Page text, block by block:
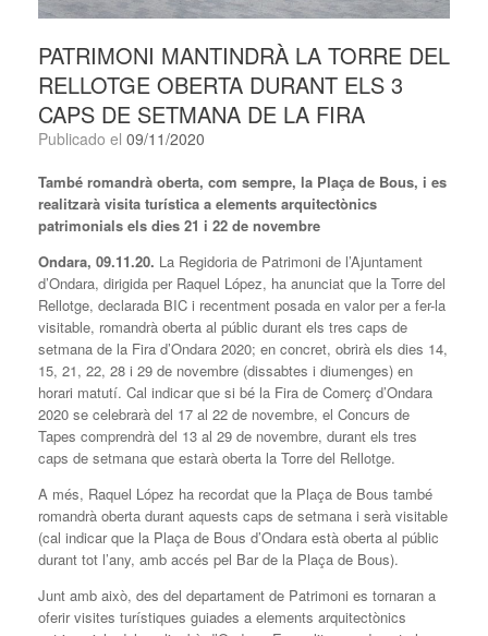
PATRIMONI MANTINDRÀ LA TORRE DEL
RELLOTGE OBERTA DURANT ELS 3
CAPS DE SETMANA DE LA FIRA
Publicado el 09/11/2020
També romandrà oberta, com sempre, la Plaça de Bous, i es
realitzarà visita turística a elements arquitectònics
patrimonials els dies 21 i 22 de novembre
Ondara, 09.11.20. La Regidoria de Patrimoni de l’Ajuntament
d’Ondara, dirigida per Raquel López, ha anunciat que la Torre del
Rellotge, declarada BIC i recentment posada en valor per a fer-la
visitable, romandrà oberta al públic durant els tres caps de
setmana de la Fira d’Ondara 2020; en concret, obrirà els dies 14,
15, 21, 22, 28 i 29 de novembre (dissabtes i diumenges) en
horari matutí. Cal indicar que si bé la Fira de Comerç d’Ondara
2020 se celebrarà del 17 al 22 de novembre, el Concurs de
Tapes comprendrà del 13 al 29 de novembre, durant els tres
caps de setmana que estarà oberta la Torre del Rellotge.
A més, Raquel López ha recordat que la Plaça de Bous també
romandrà oberta durant aquests caps de setmana i serà visitable
(cal indicar que la Plaça de Bous d’Ondara està oberta al públic
durant tot l’any, amb accés pel Bar de la Plaça de Bous).
Junt amb això, des del departament de Patrimoni es tornaran a
oferir visites turístiques guiades a elements arquitectònics